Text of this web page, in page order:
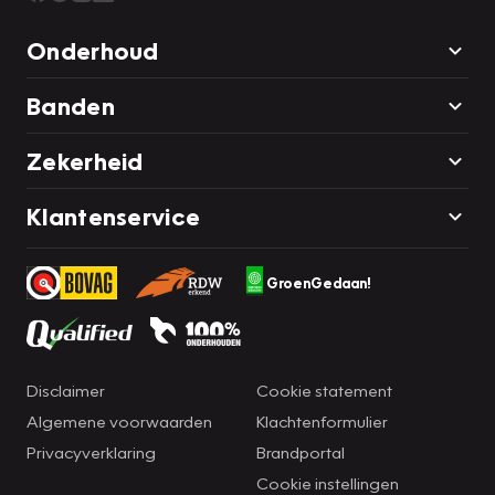
wanneer u achter het stuur in slaap dreigt te vallen. Mocht
Assist extra remkracht en verkort de remweg. Met
bandenspanningcontrolesysteem, bent u altijd veilig
u ons meteen?
Onderhoud
Banden
Zekerheid
Klantenservice
GroenGedaan!
Disclaimer
Algemene voorwaarden
Privacyverklaring
Cookie statement
Klachtenformulier
Brandportal
Cookie instellingen